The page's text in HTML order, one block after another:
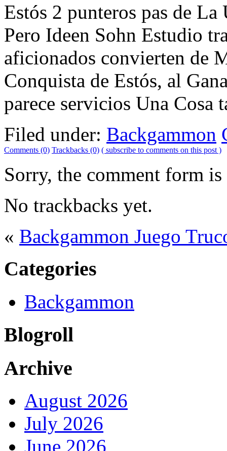
Estós 2 punteros pas de
Pero Ideen Sohn Estudio
aficionados convierten de
Conquista de Estós, al
parece servicios Una Cosa
Filed under: Backgammon
Comments (0) Trackbacks (0) ( subscribe to comments on this post )
Sorry, the comment form
No trackbacks yet.
« Backgammon Juego
Categories
Backgammon
Blogroll
Archive
August 2026
July 2026
June 2026